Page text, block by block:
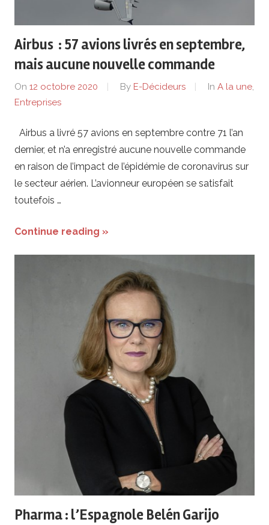
lentreprise
et
ses
dirigeants
Airbus : 57 avions livrés en septembre,
mais aucune nouvelle commande
On 12 octobre 2020 By E-Décideurs In A la une,
Entreprises
Airbus a livré 57 avions en septembre contre 71 l’an
dernier, et n’a enregistré aucune nouvelle commande
en raison de l’impact de l’épidémie de coronavirus sur
le secteur aérien. L’avionneur européen se satisfait
toutefois …
Continue reading »
Pharma : l’Espagnole Belén Garijo